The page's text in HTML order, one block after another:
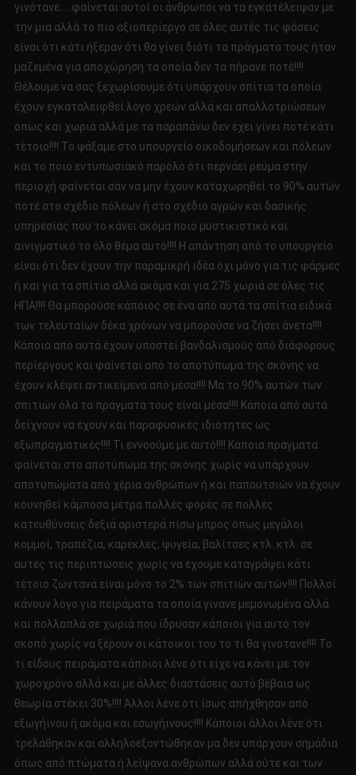
γινότανε…..φαίνεται αυτοί οι άνθρωποι να τα εγκατέλειψαν με
την μια αλλά το πιο αξιοπερίεργο σε όλες αυτές τις φάσεις
είναι ότι κάτι ήξεραν ότι θα γίνει διότι τα πράγματα τους ήταν
μαζεμένα για αποχώρηση τα οποία δεν τα πήρανε ποτέ!!!!
Θέλουμε να σας ξεχωρίσουμε ότι υπάρχουν σπίτια τα οποία
έχουν εγκαταλειφθεί λόγο χρεών αλλά και απαλλοτριώσεων
όπως και χωριά αλλά με τα παραπάνω δεν έχει γίνει ποτέ κάτι
τέτοιο!!!! Το ψάξαμε στο υπουργείο οικοδομήσεων και πόλεων
και το ποιο εντυπωσιακό παρόλο ότι περνάει ρεύμα στην
περιοχή φαίνεται σαν να μην έχουν καταχωρηθεί το 90% αυτών
ποτέ στο σχέδιο πόλεων ή στο σχέδιο αγρών και δασικής
υπηρεσίας που το κάνει ακόμα ποιο μυστικιστικό και
αινιγματικό το όλο θέμα αυτό!!!! Η απάντηση από το υπουργείο
είναι ότι δεν έχουν την παραμικρή ιδέα όχι μόνο για τις φάρμες
ή και για τα σπίτια αλλά ακόμα και για 275 χωριά σε όλες τις
ΗΠΑ!!!! Θα μπορούσε κάποιος σε ένα από αυτά τα σπίτια ειδικά
των τελευταίων δέκα χρόνων να μπορούσε να ζήσει άνετα!!!!
Κάποια από αυτά έχουν υποστεί βανδαλισμούς από διάφορους
περίεργους και φαίνεται από το αποτύπωμα της σκόνης να
έχουν κλέψει αντικείμενα από μέσα!!!! Μα το 90% αυτών των
σπιτιών όλα τα πράγματα τους είναι μέσα!!!! Κάποια από αυτά
δείχνουν να έχουν και παραφυσικές ιδιότητες ως
εξωπραγματικές!!!! Τι εννοούμε με αυτό!!!! Κάποια πράγματα
φαίνεται στο αποτύπωμα της σκόνης χωρίς να υπάρχουν
αποτυπώματα από χέρια ανθρώπων ή και παπουτσιών να έχουν
κουνηθεί κάμποσα μέτρα πολλές φορές σε πολλές
κατευθύνσεις δεξιά αριστερά πίσω μπρος όπως μεγάλοι
κομμοί, τραπέζια, καρέκλες, ψυγεία, βαλίτσες κτλ. κτλ. σε
αυτές τις περιπτώσεις χωρίς να έχουμε καταγράψει κάτι
τέτοιο ζωντανά είναι μόνο το 2% των σπιτιών αυτών!!!! Πολλοί
κάνουν λόγο για πειράματα τα οποία γίνανε μεμονωμένα αλλά
και πολλαπλά σε χωριά που ίδρυσαν κάποιοι για αυτό τον
σκοπό χωρίς να ξέρουν οι κάτοικοι του το τι θα γινότανε!!!! Το
τι είδους πειράματα κάποιοι λένε ότι είχε να κάνει με τον
χωροχρόνο αλλά και με άλλες διαστάσεις αυτό βέβαια ως
θεωρία στέκει 30%!!!! Άλλοι λένε ότι ίσως απήχθησαν από
εξωγήινου ή ακόμα και εσωγήινους!!!! Κάποιοι άλλοι λένε ότι
τρελάθηκαν και αλληλοεξοντώθηκαν μα δεν υπάρχουν σημάδια
όπως από πτώματα ή λείψανα ανθρώπων αλλά ούτε και των